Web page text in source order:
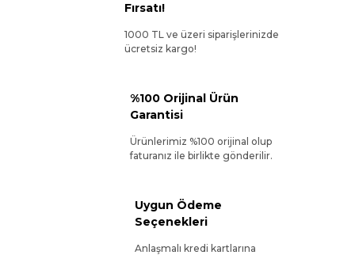
Fırsatı!
1000 TL ve üzeri siparişlerinizde
ücretsiz kargo!
%100 Orijinal Ürün
Garantisi
Ürünlerimiz %100 orijinal olup
faturanız ile birlikte gönderilir.
Uygun Ödeme
Seçenekleri
Anlaşmalı kredi kartlarına